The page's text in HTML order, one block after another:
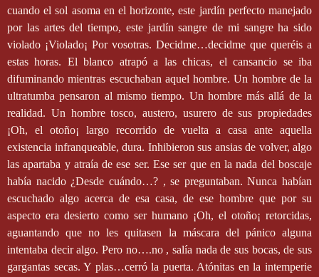
cuando el sol asoma en el horizonte, este jardín perfecto manejado
por las artes del tiempo, este jardín sangre de mi sangre ha sido
violado ¡Violado¡ Por vosotras. Decidme…decidme que queréis a
estas horas. El blanco atrapó a las chicas, el cansancio se iba
difuminando mientras escuchaban aquel hombre. Un hombre de la
ultratumba pensaron al mismo tiempo. Un hombre más allá de la
realidad. Un hombre tosco, austero, usurero de sus propiedades
¡Oh, el otoño¡ largo recorrido de vuelta a casa ante aquella
existencia infranqueable, dura. Inhibieron sus ansias de volver, algo
las apartaba y atraía de ese ser. Ese ser que en la nada del boscaje
había nacido ¿Desde cuándo…? , se preguntaban. Nunca habían
escuchado algo acerca de esa casa, de ese hombre que por su
aspecto era desierto como ser humano ¡Oh, el otoño¡ retorcidas,
aguantando que no les quitasen la máscara del pánico alguna
intentaba decir algo. Pero no….no , salía nada de sus bocas, de sus
gargantas secas. Y plas…cerró la puerta. Atónitas en la intemperie